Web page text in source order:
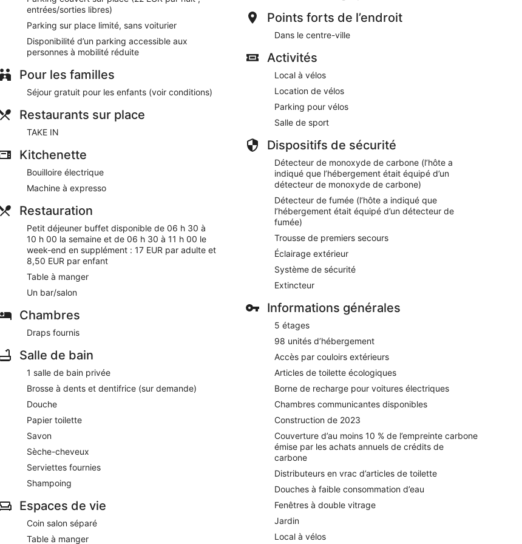
Vous profiterez sur place d'bar/salon
Petit déjeuner buffet servi tous les jours en supplément
Parking sans service de voiturier disponible en supplément
Parmi les prestations offertes, on trouve un coffre-fort à la réception, 3 salles de réunion et une laverie
Salle de fitness et location de vélos : passez un séjour actif mémorable grâce aux nombreux loisirs proposés sur
place
À moins de 10 minutes à pied de Centre interculturel De Centrale et Salle de concert Theater Scala
Les chiens et les chats sont admis moyennant un supplément
Le Wi-Fi est disponible gratuitement dans les espaces communs. Les voyageurs d'affaires trouveront sur place 3
des salles de réunion et des espaces de coworking. L'hébergement abrite un bar / salon, l'idéal pour siroter un
cocktail après une journée de visites. Adagio Access Gent Centrum Dampoort offre également une salle de fitness,
une terrasse et un jardin. Moyennant un supplément, un parking est disponible.
Cet appart'hôtel 4 étoiles de Gand met à la disposition des clients des zones fumeurs.
Moyennant un supplément, les clients peuvent profiter d'un petit déjeuner buffet en semaine de 06 h 30 à 10 h 00
et le week-end de 06 h 30 à 11 h 00.
TAKE IN- bar sur place. Ouvert tous les jours.
entrées/sorties libres)
Parking sur place limité, sans voiturier
Disponibilité d’un parking accessible aux
personnes à mobilité réduite
Pour les familles
Séjour gratuit pour les enfants (voir conditions)
Restaurants sur place
TAKE IN
Kitchenette
Bouilloire électrique
Machine à expresso
Restauration
Petit déjeuner buffet disponible de 06 h 30 à
10 h 00 la semaine et de 06 h 30 à 11 h 00 le
week-end en supplément : 17 EUR par adulte et
8,50 EUR par enfant
Table à manger
Un bar/salon
Chambres
Draps fournis
Salle de bain
1 salle de bain privée
Brosse à dents et dentifrice (sur demande)
Douche
Papier toilette
Savon
Sèche-cheveux
Serviettes fournies
Shampoing
Espaces de vie
Coin salon séparé
Table à manger
Points forts de l’endroit
Dans le centre-ville
Activités
Local à vélos
Location de vélos
Parking pour vélos
Salle de sport
Dispositifs de sécurité
Détecteur de monoxyde de carbone (l’hôte a
indiqué que l’hébergement était équipé d’un
détecteur de monoxyde de carbone)
Détecteur de fumée (l’hôte a indiqué que
l’hébergement était équipé d’un détecteur de
fumée)
Trousse de premiers secours
Éclairage extérieur
Système de sécurité
Extincteur
Informations générales
5 étages
98 unités d’hébergement
Accès par couloirs extérieurs
Articles de toilette écologiques
Borne de recharge pour voitures électriques
Chambres communicantes disponibles
Construction de 2023
Couverture d’au moins 10 % de l’empreinte carbone
émise par les achats annuels de crédits de
carbone
Distributeurs en vrac d’articles de toilette
Douches à faible consommation d’eau
Fenêtres à double vitrage
Jardin
Local à vélos